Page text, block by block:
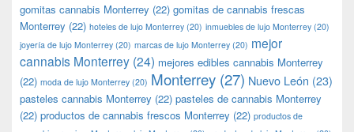
gomitas cannabis Monterrey (22) gomitas de cannabis frescas
Monterrey (22) hoteles de lujo Monterrey (20) inmuebles de lujo Monterrey (20)
joyería de lujo Monterrey (20) marcas de lujo Monterrey (20) mejor
cannabis Monterrey (24) mejores edibles cannabis Monterrey
(22) moda de lujo Monterrey (20) Monterrey (27) Nuevo León (23)
pasteles cannabis Monterrey (22) pasteles de cannabis Monterrey
(22) productos de cannabis frescos Monterrey (22) productos de